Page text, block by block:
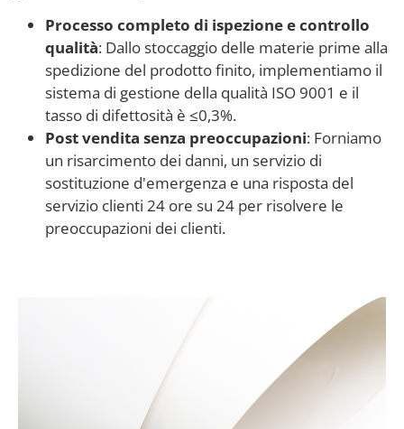
Processo completo di ispezione e controllo
qualità: Dallo stoccaggio delle materie prime alla
spedizione del prodotto finito, implementiamo il
sistema di gestione della qualità ISO 9001 e il
tasso di difettosità è ≤0,3%.
Post vendita senza preoccupazioni: Forniamo
un risarcimento dei danni, un servizio di
sostituzione d'emergenza e una risposta del
servizio clienti 24 ore su 24 per risolvere le
preoccupazioni dei clienti.